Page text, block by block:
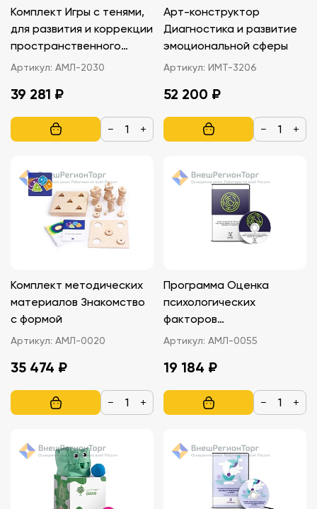
Комплект Игры с тенями,
для развития и коррекции
пространственного
мышления
Артикул: АМЛ-2030
39 281 ₽
− +
Арт-конструктор
Диагностика и развитие
эмоциональной сферы
Артикул: ИМТ-3206
52 200 ₽
− +
Комплект методических
материалов Знакомство
с формой
Артикул: АМЛ-0020
35 474 ₽
− +
Программа Оценка
психологических
факторов
предрасположенности к
у подростков
Артикул: АМЛ-0055
19 184 ₽
− +